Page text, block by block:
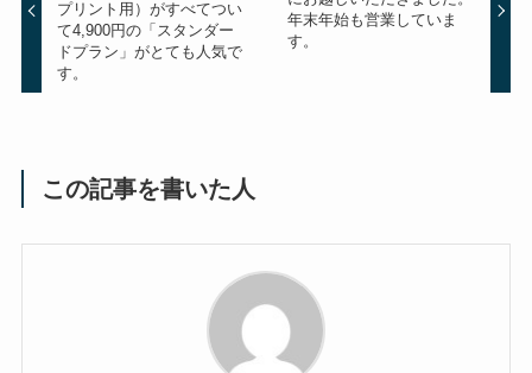
プリント用）がすべてつい
て4,900円の「スタンダー
ドプラン」がとても人気で
す。
年末年始も営業していま
す。
この記事を書いた人